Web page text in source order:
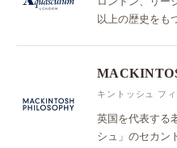
以上の歴史をも
キントッシュ フ
英国を代表する
シュ」のセカン